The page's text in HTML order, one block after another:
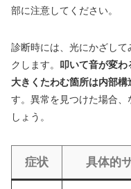
部に注意してください。
診断時には、光にかざし
クします。 叩いて音が変
大きくたわむ箇所は内部
す。異常を見つけた場合
しょう。
症状 具体的